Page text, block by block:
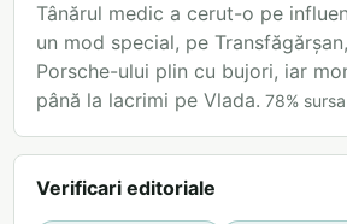
Tânărul medic a cerut-o pe
un mod special, pe
Porsche-ului plin cu bujori, iar
până la lacrimi pe Vlada. 78% sursa
Verificari editoriale